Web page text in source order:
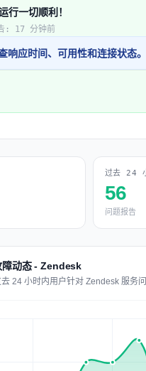
行一切顺利！
: 17 分钟前
响应时间、可用性和连接状态。
过去 24
56
问题报告
障动态 - Zendesk
24 小时内用户针对 Zendesk 服务